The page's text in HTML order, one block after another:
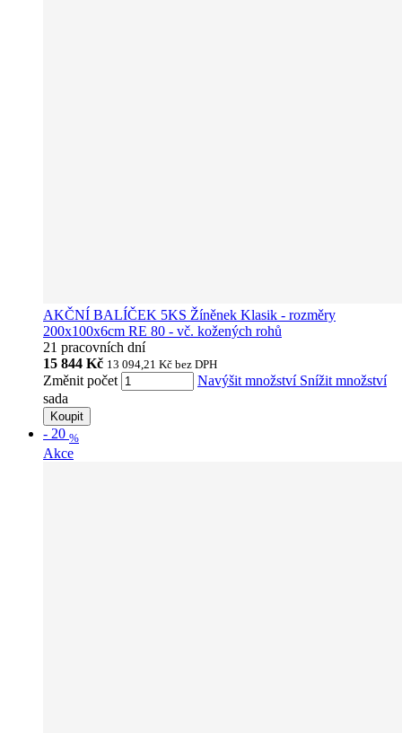
AKČNÍ BALÍČEK 5KS Žíněnek Klasik - rozměry
200x100x6cm RE 80 - vč. kožených rohů
21 pracovních dní
15 844 Kč 13 094,21 Kč bez DPH
Změnit počet Navýšit množství Snížit množství
sada
Koupit
- 20 %
Akce